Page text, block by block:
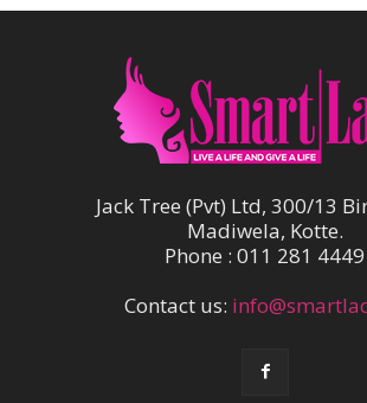
Jack Tree (Pvt) Ltd, 300/13
Madiwela, Kotte.
Phone : 011 281 4449
Contact us: